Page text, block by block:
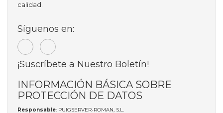
calidad.
Síguenos en:
¡Suscríbete a Nuestro Boletín!
INFORMACIÓN BÁSICA SOBRE
PROTECCIÓN DE DATOS
Responsable: PUIGSERVER-ROMAN, S.L.